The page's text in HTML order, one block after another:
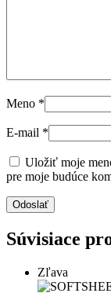
Meno *
E-mail *
Uložiť moje
pre moje budúce
Súvisiace
Zľava